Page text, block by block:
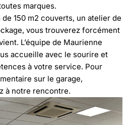
marques.
150 m2 couverts, un atelier de
vous trouverez forcément
L’équipe de Maurienne
accueille avec le sourire et
à votre service. Pour
sur le garage,
à notre rencontre.